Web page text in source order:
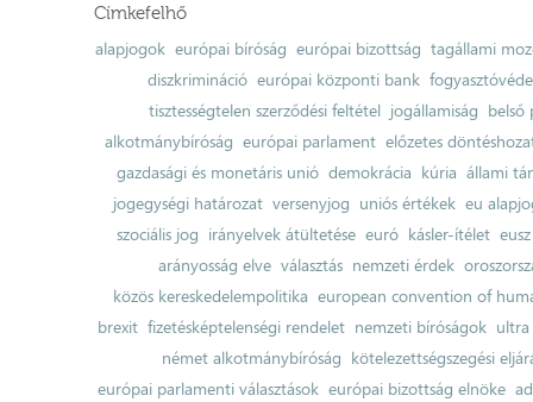
Címkefelhő
alapjogok európai bíróság európai bizottság tagállami
diszkrimináció európai központi bank
tisztességtelen szerződési feltétel jogállamiság belső
alkotmánybíróság európai parlament előzetes
gazdasági és monetáris unió demokrácia kúria állami
jogegységi határozat versenyjog uniós értékek eu
szociális jog irányelvek átültetése euró kásler-ítélet
arányosság elve választás nemzeti érdek
közös kereskedelempolitika european convention of
brexit fizetésképtelenségi rendelet nemzeti bíróságok ultra
német alkotmánybíróság kötelezettségszegési
európai parlamenti választások európai bizottság elnöke